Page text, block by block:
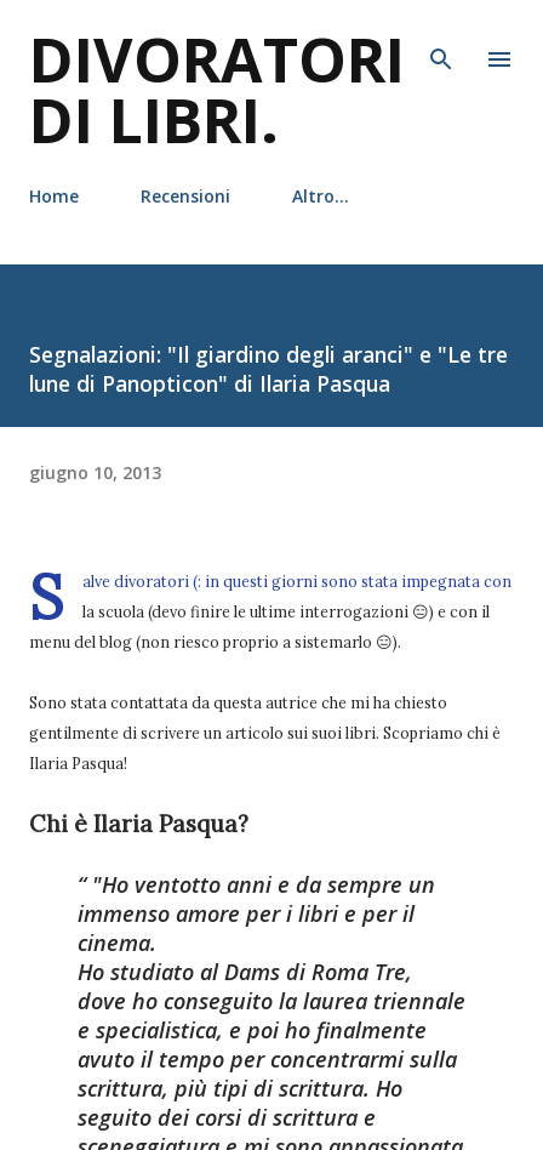
DIVORATORI
DI LIBRI.
Home Recensioni Altro…
Segnalazioni: "Il giardino degli aranci" e "Le tre
lune di Panopticon" di Ilaria Pasqua
giugno 10, 2013
S
alve divoratori (: in questi giorni sono stata impegnata con
la scuola (devo finire le ultime interrogazioni 😑) e con il
menu del blog (non riesco proprio a sistemarlo 😑).
Sono stata contattata da questa autrice che mi ha chiesto
gentilmente di scrivere un articolo sui suoi libri. Scopriamo chi è
Ilaria Pasqua!
Chi è Ilaria Pasqua?
"Ho ventotto anni e da sempre un
immenso amore per i libri e per il
cinema.
Ho studiato al Dams di Roma Tre,
dove ho conseguito la laurea triennale
e specialistica, e poi ho finalmente
avuto il tempo per concentrarmi sulla
scrittura, più tipi di scrittura. Ho
seguito dei corsi di scrittura e